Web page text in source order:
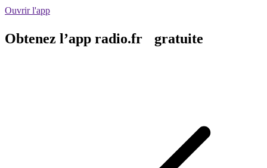
Ouvrir l'app
Obtenez l’app radio.fr gratuite